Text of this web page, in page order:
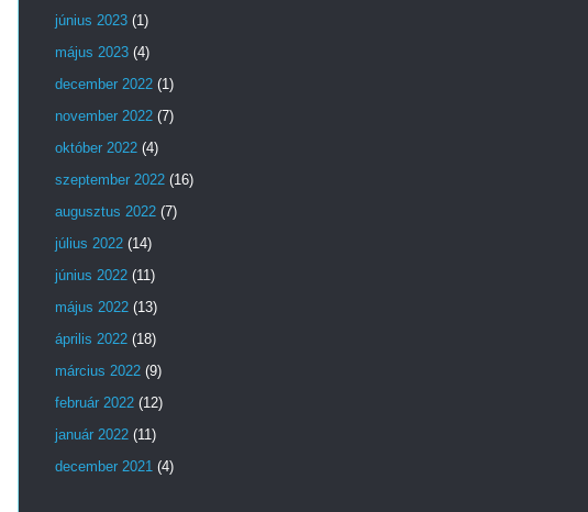
június 2023 (1)
május 2023 (4)
december 2022 (1)
november 2022 (7)
október 2022 (4)
szeptember 2022 (16)
augusztus 2022 (7)
július 2022 (14)
június 2022 (11)
május 2022 (13)
április 2022 (18)
március 2022 (9)
február 2022 (12)
január 2022 (11)
december 2021 (4)